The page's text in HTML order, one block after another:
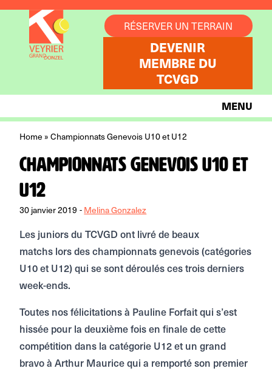
RÉSERVER UN TERRAIN
DEVENIR
MEMBRE DU
TCVGD
MENU
Home»Championnats Genevois U10 et U12
Championnats Genevois U10 et
U12
30 janvier 2019 -Melina Gonzalez
Les juniors du TCVGD ont livré de beaux
matchs lors des championnats genevois (catégories
U10 et U12) qui se sont déroulés ces trois derniers
week-ends.
Toutes nos félicitations à Pauline Forfait qui s’est
hissée pour la deuxième fois en finale de cette
compétition dans la catégorie U12 et un grand
bravo à Arthur Maurice qui a remporté son premier